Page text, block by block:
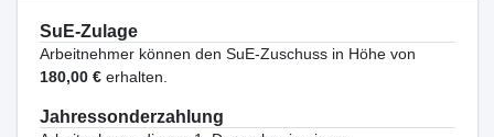
SuE-Zulage
Arbeitnehmer können den SuE-Zuschuss in Höhe von
180,00 €erhalten.
Jahressonderzahlung